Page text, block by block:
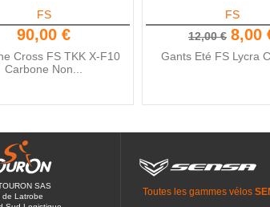
FS
90,00 €
Cross FS TKK X-F10
Carbone Non...
FS
12,00 € 8,00
Gants Eté FS Lycra
SAS
de Latrobe
Toutes les gammes vélos